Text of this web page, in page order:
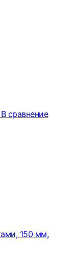
В сравнение
150 мм,